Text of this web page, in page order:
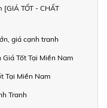
TỐT - CHẤT
giá cạnh tranh
Tốt Tại Miền Nam
Tại Miền Nam
Tranh